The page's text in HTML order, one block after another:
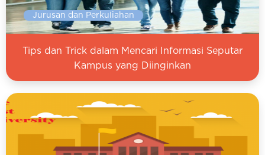
Jurusan dan Perkuliahan
Tips dan Trick dalam Mencari Informasi Seputar
Kampus yang Diinginkan